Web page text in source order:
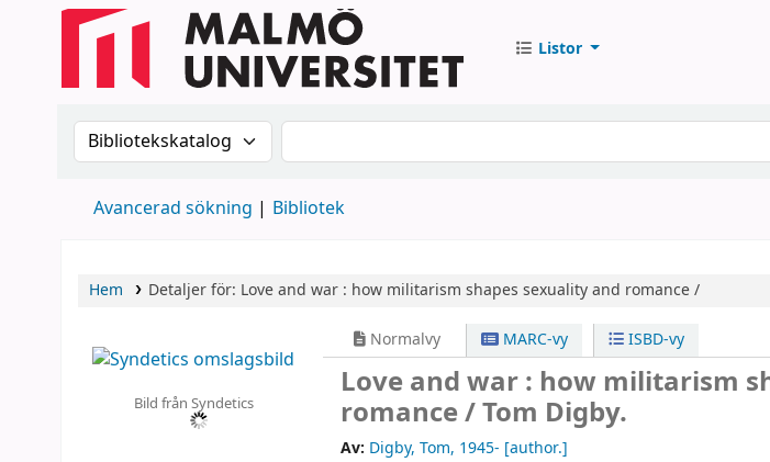
Listor
Sök i katalogen efter:Sök i katalogen
Avancerad sökning Bibliotek
Hem Detaljer för: Love and war : how militarism shapes sexuality and romance /
Bild från Syndetics
Normalvy MARC-vy ISBD-vy
Love and war : how militarism
romance /Tom Digby.
Av: Digby, Tom, 1945- [author.]